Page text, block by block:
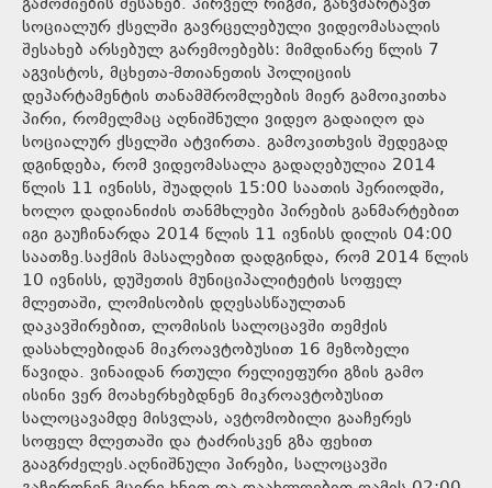
სოციალურ ქსელში გავრცელებული ვიდეომასალის
შესახებ არსებულ გარემოებებს: მიმდინარე წლის 7
აგვისტოს, მცხეთა-მთიანეთის პოლიციის
დეპარტამენტის თანამშრომლების მიერ გამოიკითხა
პირი, რომელმაც აღნიშნული ვიდეო გადაიღო და
სოციალურ ქსელში ატვირთა. გამოკითხვის შედეგად
დგინდება, რომ ვიდეომასალა გადაღებულია 2014
წლის 11 ივნისს, შუადღის 15:00 საათის პერიოდში,
ხოლო დადიანიძის თანმხლები პირების განმარტებით
იგი გაუჩინარდა 2014 წლის 11 ივნისს დილის 04:00
საათზე.საქმის მასალებით დადგინდა, რომ 2014 წლის
10 ივნისს, დუშეთის მუნიციპალიტეტის სოფელ
მლეთაში, ლომისობის დღესასწაულთან
დაკავშირებით, ლომისის სალოცავში თემქის
დასახლებიდან მიკროავტობუსით 16 მეზობელი
წავიდა. ვინაიდან რთული რელიეფური გზის გამო
ისინი ვერ მოახერხებდნენ მიკროავტობუსით
სალოცავამდე მისვლას, ავტომობილი გააჩერეს
სოფელ მლეთაში და ტაძრისკენ გზა ფეხით
გააგრძელეს.აღნიშნული პირები, სალოცავში